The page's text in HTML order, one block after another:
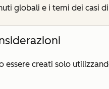
globali e i temi dei casi
essere creati solo